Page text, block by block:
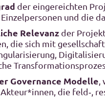
der eingereichten
und die
Relevanz der
die sich mit
Governance Modelle
die feld‐,